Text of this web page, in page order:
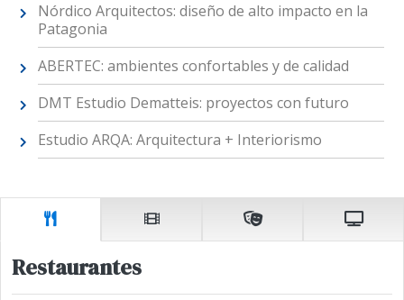
Nórdico Arquitectos: diseño de alto impacto en la
Patagonia
ABERTEC: ambientes confortables y de calidad
DMT Estudio Dematteis: proyectos con futuro
Estudio ARQA: Arquitectura + Interiorismo
Restaurantes